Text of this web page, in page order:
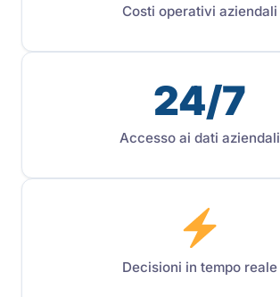
Costi operativi aziendali
24/7
Accesso ai dati aziendali
Decisioni in tempo reale